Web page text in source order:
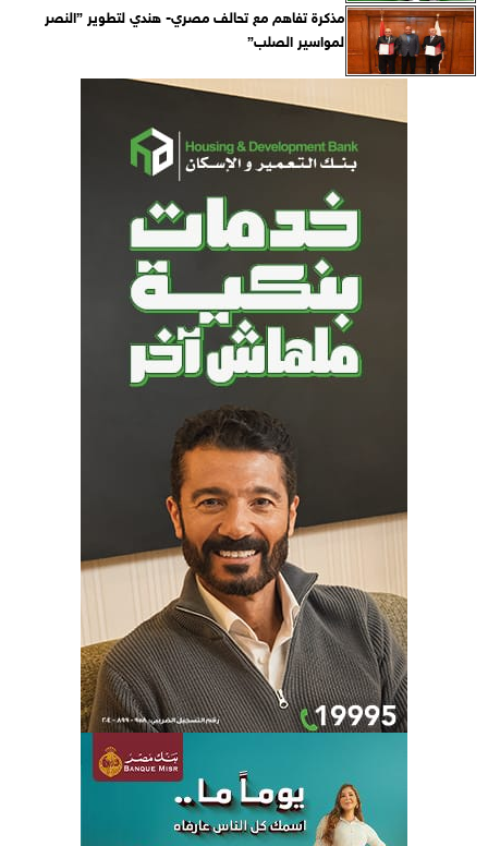
مذكرة تفاهم مع تحالف مصري- هندي لتطوير ”النصر
لمواسير الصلب”